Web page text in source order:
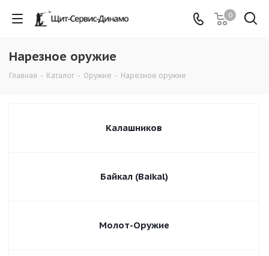
0
Нарезное оружие
Главная - Каталог - Оружие - Нарезное оружие
Калашников
Байкал (Baikal)
Молот-Оружие